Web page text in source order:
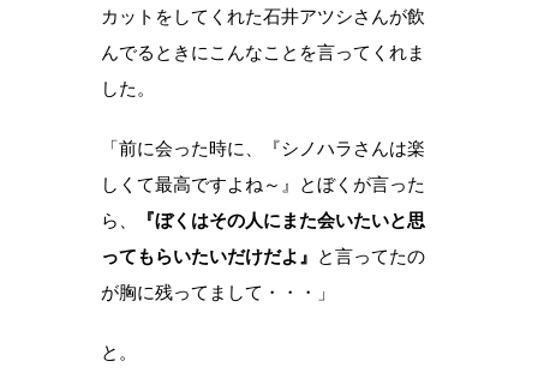
カットをしてくれた石井アツシさんが飲
んでるときにこんなことを言ってくれま
した。
「前に会った時に、『シノハラさんは楽
しくて最高ですよね～』とぼくが言った
ら、
『ぼくはその人にまた会いたいと思
ってもらいたいだけだよ』 と言ってたの
が胸に残ってまして・・・」
と。